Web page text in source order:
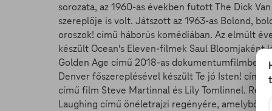
sorozata, az 1960-as években futott The Dick
szereplője is volt. Játszott az 1963-as Bolond,
oroszok! című háborús komédiában. Az elmúlt
készült Ocean's Eleven-filmek Saul Bloomjaként
Golden Age című 2018-as dokumentumfilmben
Denver főszereplésével készült Te jó Isten! című
című film Steve Martinnal és Lily Tomlinnel.
Laughing című önéletrajzi regényére, amelyből